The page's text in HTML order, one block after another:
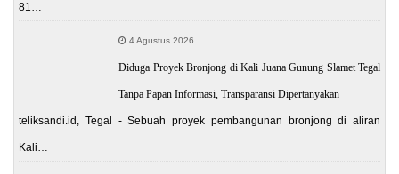
81…
4 Agustus 2026
Diduga Proyek Bronjong di Kali Juana Gunung Slamet Tegal
Tanpa Papan Informasi, Transparansi Dipertanyakan
teliksandi.id, Tegal - Sebuah proyek pembangunan bronjong di aliran
Kali…